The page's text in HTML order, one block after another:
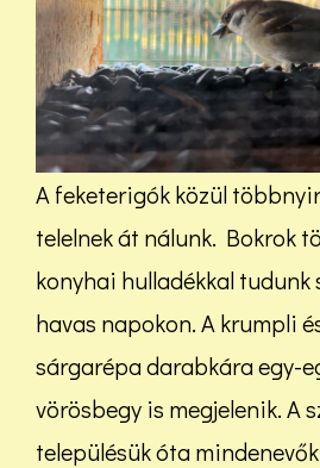
A feketerigók közül
telelnek át nálunk. Bokrok
konyhai hulladékkal
havas napokon. A krumpli
sárgarépa darabkára egy-
vörösbegy is megjelenik. A
településük óta